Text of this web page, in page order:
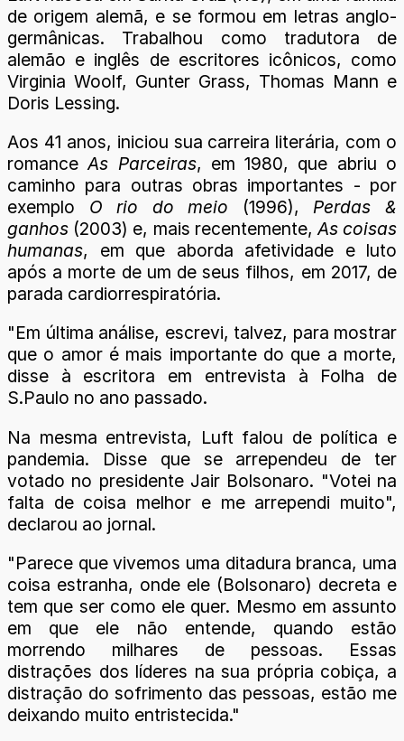
de origem alemã, e se formou em letras anglo-
germânicas. Trabalhou como tradutora de
alemão e inglês de escritores icônicos, como
Virginia Woolf, Gunter Grass, Thomas Mann e
Doris Lessing.
Aos 41 anos, iniciou sua carreira literária, com o
romanceAs Parceiras, em 1980, que abriu o
caminho para outras obras importantes - por
exemplo O rio do meio (1996),Perdas &
ganhos (2003) e, mais recentemente,As coisas
humanas, em que aborda afetividade e luto
após a morte de um de seus filhos, em 2017, de
parada cardiorrespiratória.
"Em última análise, escrevi, talvez, para mostrar
que o amor é mais importante do que a morte,
disse à escritora em entrevista à Folha de
S.Paulo no ano passado.
Na mesma entrevista, Luft falou de política e
pandemia. Disse que se arrependeu de ter
votado no presidente Jair Bolsonaro. "Votei na
falta de coisa melhor e me arrependi muito",
declarou ao jornal.
"Parece que vivemos uma ditadura branca, uma
coisa estranha, onde ele (Bolsonaro) decreta e
tem que ser como ele quer. Mesmo em assunto
em que ele não entende, quando estão
morrendo milhares de pessoas. Essas
distrações dos líderes na sua própria cobiça, a
distração do sofrimento das pessoas, estão me
deixando muito entristecida."